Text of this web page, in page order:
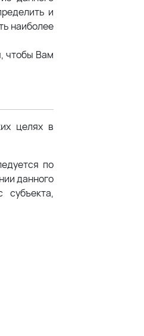
и
наиболее
чтобы Вам
целях в
по
данного